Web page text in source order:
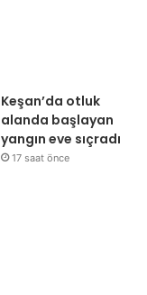
Keşan’da otluk
alanda başlayan
yangın eve sıçradı
17 saat önce